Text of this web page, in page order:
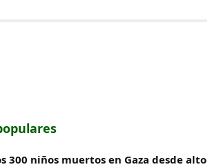
300 niños muertos en Gaza desde alto